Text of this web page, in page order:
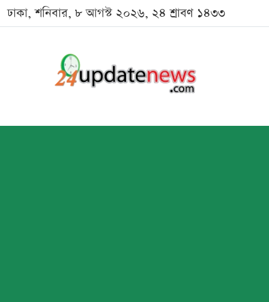
ঢাকা, শনিবার, ৮ আগস্ট ২০২৬, ২৪ শ্রাবণ ১৪৩৩